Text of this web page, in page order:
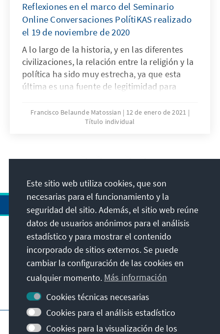
Reflexiones en el marco del Seminario
Online Conversaciones PolítiKAS realizado
el 19 de noviembre de 2020
A lo largo de la historia, y en las diferentes
civilizaciones, la relación entre la religión y la
política ha sido muy estrecha, ya que esta
última es una fuente de legitimidad para
límites de la autoridad
Francisco Belaunde Matossian
12 de enero de 2021
Título individual
Dirección
Contacto
Visita también
Página principal de la KAS
Este sitio web utiliza cookies, que son
necesarias para el funcionamiento y la
seguridad del sitio. Además, el sitio web reúne
datos de usuarios anónimos para el análisis
estadístico y para mostrar el contenido
incorporado de sitios externos. Se puede
cambiar la configuración de las cookies en
cualquier momento. Más información
Cookies técnicas necesarias
Cookies para el análisis estadístico
Cookies para la visualización de los